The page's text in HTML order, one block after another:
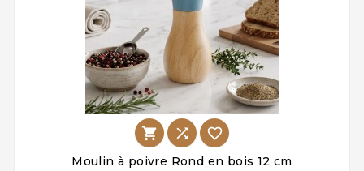
  
Moulin à poivre Rond en bois 12 cm